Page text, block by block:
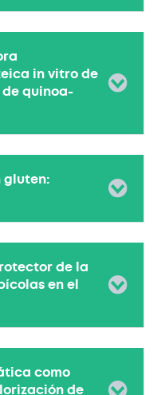
in vitro de
gluten:
de la
como